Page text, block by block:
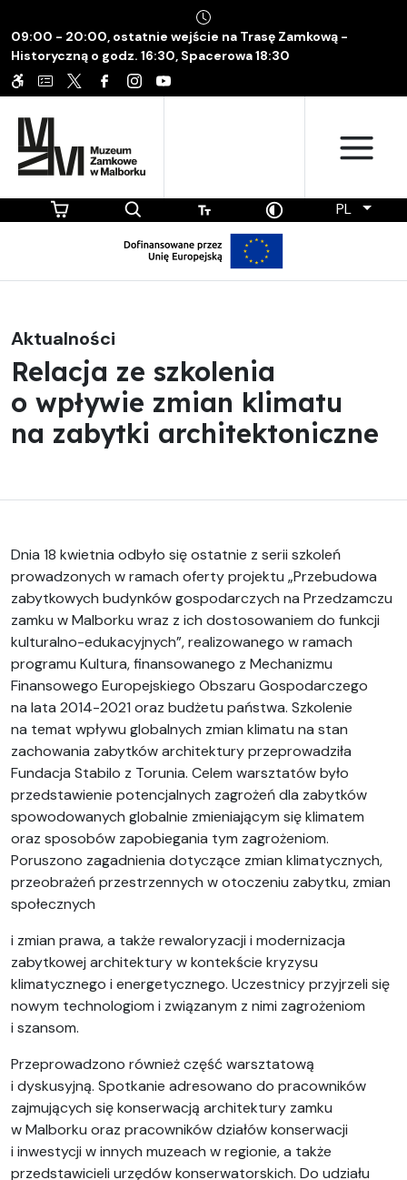
09:00 - 20:00, ostatnie wejście na Trasę Zamkową -
Historyczną o godz. 16:30, Spacerowa 18:30
PL
Aktualności
Relacja ze szkolenia
o wpływie zmian klimatu
na zabytki architektoniczne
Dnia 18 kwietnia odbyło się ostatnie z serii szkoleń
prowadzonych w ramach oferty projektu „Przebudowa
zabytkowych budynków gospodarczych na Przedzamczu
zamku w Malborku wraz z ich dostosowaniem do funkcji
kulturalno-edukacyjnych”, realizowanego w ramach
programu Kultura, finansowanego z Mechanizmu
Finansowego Europejskiego Obszaru Gospodarczego
na lata 2014-2021 oraz budżetu państwa. Szkolenie
na temat wpływu globalnych zmian klimatu na stan
zachowania zabytków architektury przeprowadziła
Fundacja Stabilo z Torunia. Celem warsztatów było
przedstawienie potencjalnych zagrożeń dla zabytków
spowodowanych globalnie zmieniającym się klimatem
oraz sposobów zapobiegania tym zagrożeniom.
Poruszono zagadnienia dotyczące zmian klimatycznych,
przeobrażeń przestrzennych w otoczeniu zabytku, zmian
społecznych
i zmian prawa, a także rewaloryzacji i modernizacja
zabytkowej architektury w kontekście kryzysu
klimatycznego i energetycznego. Uczestnicy przyjrzeli się
nowym technologiom i związanym z nimi zagrożeniom
i szansom.
Przeprowadzono również część warsztatową
i dyskusyjną. Spotkanie adresowano do pracowników
zajmujących się konserwacją architektury zamku
w Malborku oraz pracowników działów konserwacji
i inwestycji w innych muzeach w regionie, a także
przedstawicieli urzędów konserwatorskich. Do udziału